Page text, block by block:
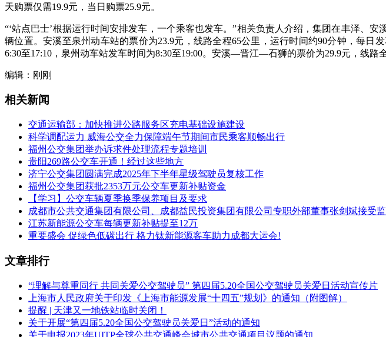
天购票仅需19.9元，当日购票25.9元。
“‘站点巴士’根据运行时间安排发车，一个乘客也发车。”相关负责人介绍，集团在丰泽、
辆位置。安溪至泉州动车站的票价为23.9元，线路全程65公里，运行时间约90分钟，每
6:30至17:10，泉州动车站发车时间为8:30至19:00。安溪—晋江—石狮的票价为29.9元，线路
编辑：刚刚
相关新闻
交通运输部：加快推进公路服务区充电基础设施建设
科学调配运力 威海公交全力保障端午节期间市民乘客顺畅出行
福州公交集团举办诉求件处理流程专题培训
贵阳269路公交车开通！经过这些地方
济宁公交集团圆满完成2025年下半年星级驾驶员复核工作
福州公交集团获批2353万元公交车更新补贴资金
【学习】公交车辆夏季换季保养项目及要求
成都市公共交通集团有限公司、成都益民投资集团有限公司专职外部董事张剑斌接受
江苏新能源公交车每辆更新补贴提至12万
重要盛会 促绿色低碳出行 格力钛新能源客车助力成都大运会!
文章排行
“理解与尊重同行 共同关爱公交驾驶员” 第四届5.20全国公交驾驶员关爱日活动宣传片
上海市人民政府关于印发《上海市能源发展“十四五”规划》的通知（附图解）
提醒 | 天津又一地铁站临时关闭！
关于开展“第四届5.20全国公交驾驶员关爱日”活动的通知
关于申报2023年UITP全球公共交通峰会城市公共交通项目议题的通知